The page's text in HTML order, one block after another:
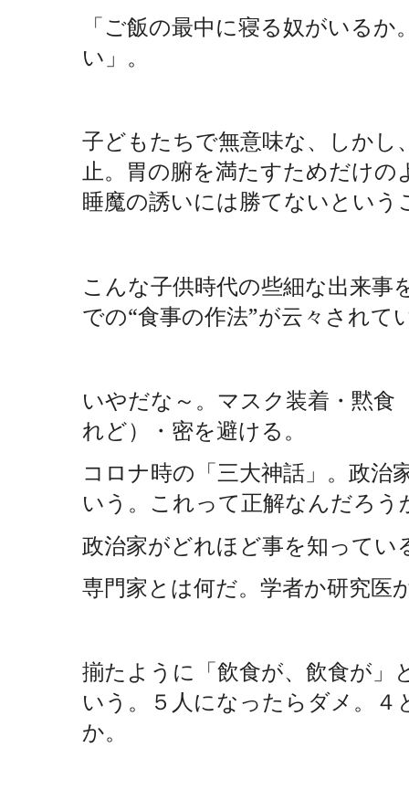
「ご飯の最中に寝る奴がいる
い」。
子どもたちで無意味な、しかし
止。胃の腑を満たすためだけの
睡魔の誘いには勝てないとい
こんな子供時代の些細な出来事
での“食事の作法”が云々されて
いやだな～。マスク装着・黙食
れど）・密を避ける。
コロナ時の「三大神話」。政治
いう。これって正解なんだろう
政治家がどれほど事を知ってい
専門家とは何だ。学者か研究医
揃たように「飲食が、飲食が」
いう。５人になったらダメ。
か。